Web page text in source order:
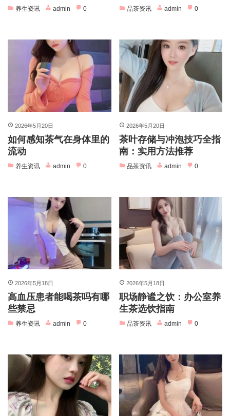
养生资讯 admin 0 品茶资讯 admin 0
2026年5月20日
如何感知茶气在身体里的
流动
养生资讯 admin 0
2026年5月20日
茶叶存储与冲泡技巧全指
南：实用方法推荐
品茶资讯 admin 0
2026年5月18日
高血压患者能喝茶吗有哪
些禁忌
养生资讯 admin 0
2026年5月18日
职场静谧之饮：办公室养
生茶选饮指南
品茶资讯 admin 0